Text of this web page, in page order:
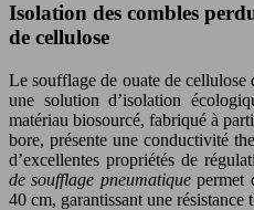
Isolation des combles
de cellulose
Le soufflage de ouate de cellulose
une solution d’isolation
matériau biosourcé, fabriqué à
bore, présente une conductivité
d’excellentes propriétés de
de soufflage pneumatiquepermet
40 cm, garantissant une